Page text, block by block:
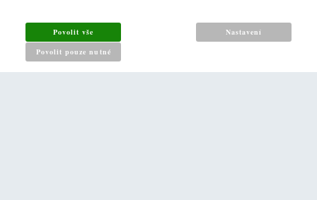
Jak nakupovat
Reklamační řád
Zásady pro nakládání s osobními údaji
Povolit vše
Povolit pouze nutné
Nastavení